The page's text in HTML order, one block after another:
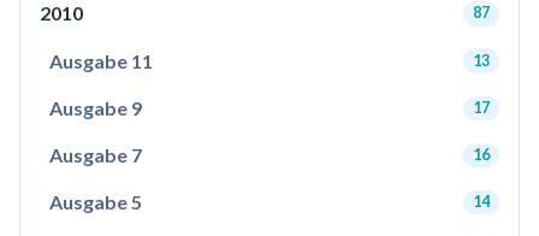
2010 87
Ausgabe 11 13
Ausgabe 9 17
Ausgabe 7 16
Ausgabe 5 14